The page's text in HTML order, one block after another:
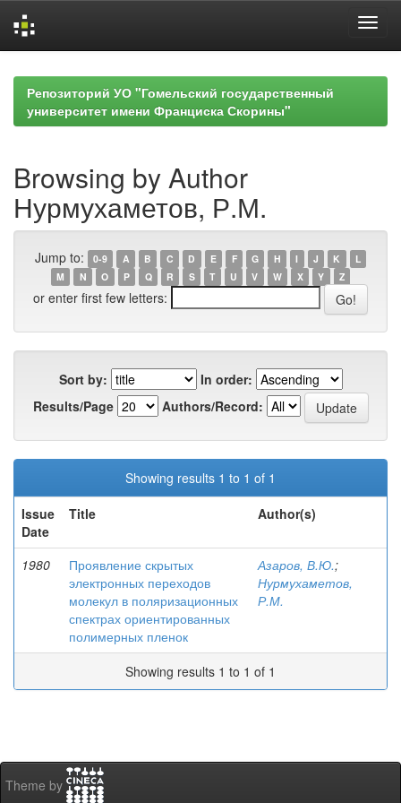
navigationРепозиторий УО "Гомельский государственный
университет имени Франциска Скорины"
Browsing by Author
Нурмухаметов, Р.М.
Jump to: 0-9 A B C D E F G H I J K
L
M
N O P Q R S T U V W X Y Z
or enter first few letters:
Sort by:
In order:
Results/Page
Authors/Record:
Showing results 1 to 1 of 1
Issue
Date
Title Author(s)
1980
Проявление скрытых
электронных переходов
молекул в поляризационных
спектрах ориентированных
полимерных пленок
Азаров, В.Ю.;
Нурмухаметов,
Р.М.
Showing results 1 to 1 of 1
Theme by